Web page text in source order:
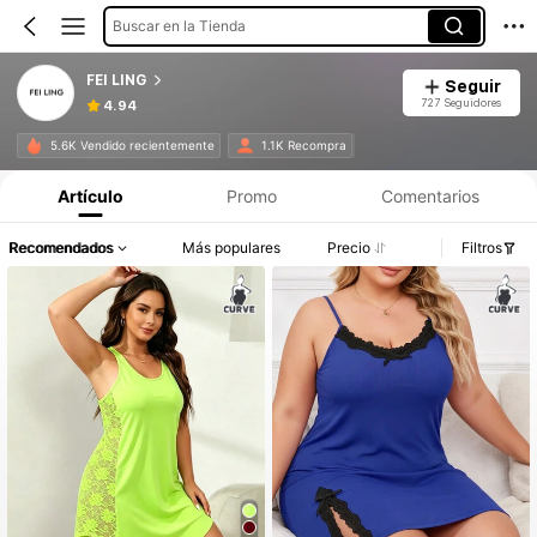
Buscar en la Tienda
FEI LING
4.94
Seguir
727 Seguidores
5.6K Vendido recientemente 1.1K Recompra
Artículo Promo Comentarios
Recomendados Más populares Precio Filtros